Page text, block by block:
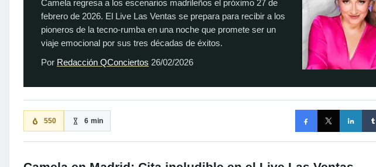
Camela regresa a los escenarios madrileños el próximo 27 de
febrero de 2026. El Live Las Ventas se prepara para recibir a los
pioneros de la tecno-rumba en una noche que promete ser un
viaje emocional por sus tres décadas de éxitos.
Por Redacción QConciertos 26/02/2026
550 6 min